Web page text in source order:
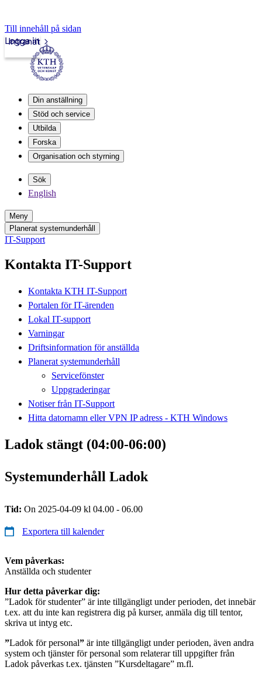
Till innehåll på sidan
Intranät
Logga in
Din anställning
Stöd och service
Utbilda
Forska
Organisation och styrning
Sök
English
Meny
Planerat systemunderhåll
IT-Support
Kontakta IT-Support
Kontakta KTH IT-Support
Portalen för IT-ärenden
Lokal IT-support
Varningar
Driftsinformation för anställda
Planerat systemunderhåll
Servicefönster
Uppgraderingar
Notiser från IT-Support
Hitta datornamn eller VPN IP adress - KTH Windows
Ladok stängt (04:00-06:00)
Systemunderhåll Ladok
Tid: On 2025-04-09 kl 04.00 - 06.00
Exportera till kalender
Vem påverkas:
Anställda och studenter
Hur detta påverkar dig:
”Ladok för studenter” är inte tillgängligt under perioden, det innebär
t.ex. att du inte kan registrera dig på kurser, anmäla dig till tentor,
skriva ut intyg etc.
”Ladok för personal” är inte tillgängligt under perioden, även andra
system och tjänster för personal som relaterar till uppgifter från
Ladok påverkas t.ex. tjänsten ”Kursdeltagare” m.fl.